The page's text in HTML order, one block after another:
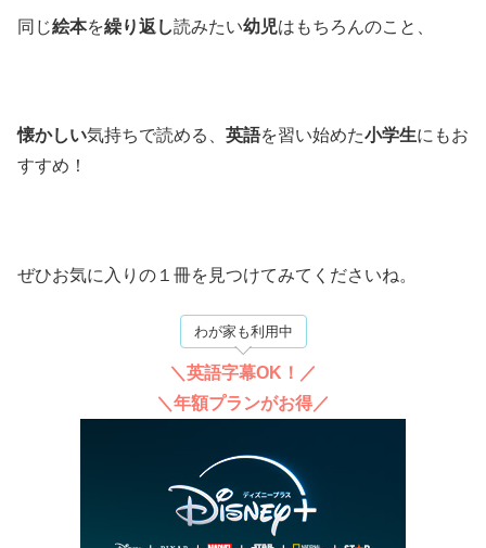
同じ絵本を繰り返し読みたい幼児はもちろんのこと、
懐かしい気持ちで読める、 英語を習い始めた小学生にもお
すすめ！
ぜひお気に入りの１冊を見つけてみてくださいね。
わが家も利用中
＼英語字幕OK！／
＼年額プランがお得／